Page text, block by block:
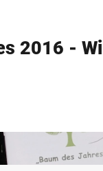
2016 -